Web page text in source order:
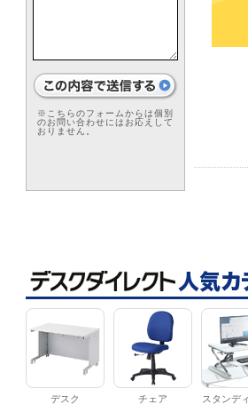
※こちらのフォームからは個別
のお問い合わせにはお応えして
おりません。
デスク チェア
スタンデ